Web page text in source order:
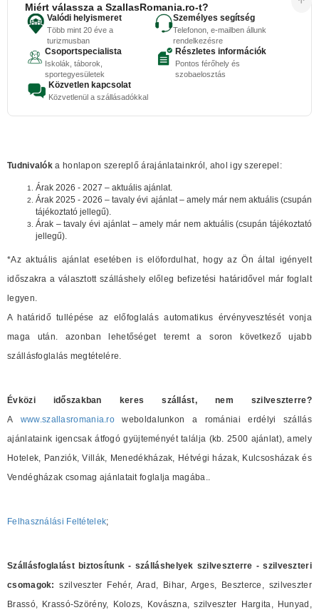
Miért válassza a SzallasRomania.ro-t?
Valódi helyismeret
Több mint 20 éve a
turizmusban
Személyes segítség
Telefonon, e-mailben állunk
rendelkezésre
Csoportspecialista
Iskolák, táborok,
sportegyesületek
Részletes információk
Pontos férőhely és
szobaelosztás
Közvetlen kapcsolat
Közvetlenül a szállásadókkal
Tudnivalók a honlapon szereplő árajánlatainkról, ahol igy szerepel:
Árak 2026 - 2027 – aktuális ajánlat.
Árak 2025 - 2026 – tavaly évi ajánlat – amely már nem aktuális (csupán
tájékoztató jellegű).
Árak – tavaly évi ajánlat – amely már nem aktuális (csupán tájékoztató
jellegű).
*Az aktuális ajánlat esetében is elöfordulhat, hogy az Ön által igényelt
időszakra a választott szálláshely előleg befizetési határidővel már foglalt
legyen.
A határidő tullépése az előfoglalás automatikus érvényvesztését vonja
maga után. azonban lehetőséget teremt a soron következő ujabb
szállásfoglalás megtételére.
Évközi időszakban keres szállást, nem szilveszterre?
A www.szallasromania.ro weboldalunkon a romániai erdélyi szállás
ajánlataink igencsak átfogó gyüjteményét találja (kb. 2500 ajánlat), amely
Hotelek, Panziók, Villák, Menedékházak, Hétvégi házak, Kulcsosházak és
Vendégházak csomag ajánlatait foglalja magába..
Felhasználási Feltételek;
Szállásfoglalást biztosítunk - szálláshelyek szilveszterre - szilveszteri
csomagok: szilveszter Fehér, Arad, Bihar, Arges, Beszterce, szilveszter
Brassó, Krassó-Szörény, Kolozs, Kovászna, szilveszter Hargita, Hunyad,